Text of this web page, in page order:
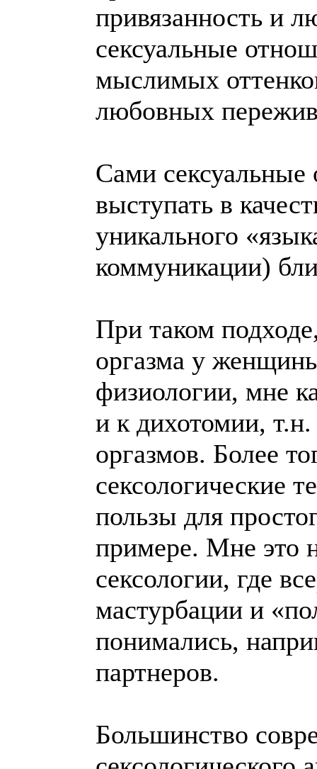
привязанность и
сексуальные
мыслимых
любовных
Сами
выступать в
уникального
коммуникации)
При таком
оргазма у
физиологии, мне
и к дихотомии, т.н.
оргазмов. Более
сексологические
пользы для
примере. Мне это
сексологии, где
мастурбации и
понимались,
партнеров.
Большинство